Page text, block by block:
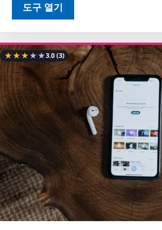
도구 열기
★★★★★3.0(3)